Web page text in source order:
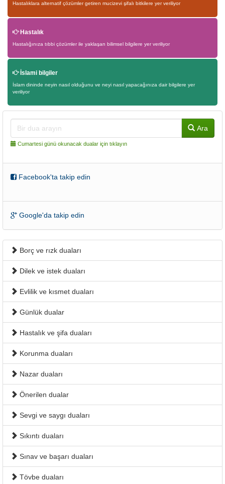
Hastalıklara alternatif çözümler getiren mucizevi şifalı bitkilere yer veriliyor
Hastalık
Hastalığınıza tıbbi çözümler ile yaklaşan bilimsel bilgilere yer veriliyor
İslami bilgiler
İslam dininde neyin nasıl olduğunu ve neyi nasıl yapacağınıza dair bilgilere yer
veriliyor
Ara
Cumartesi günü okunacak dualar için tıklayın
Facebook'ta takip edin
Google'da takip edin
Borç ve rızk duaları
Dilek ve istek duaları
Evlilik ve kısmet duaları
Günlük dualar
Hastalık ve şifa duaları
Korunma duaları
Nazar duaları
Önerilen dualar
Sevgi ve saygı duaları
Sıkıntı duaları
Sınav ve başarı duaları
Tövbe duaları